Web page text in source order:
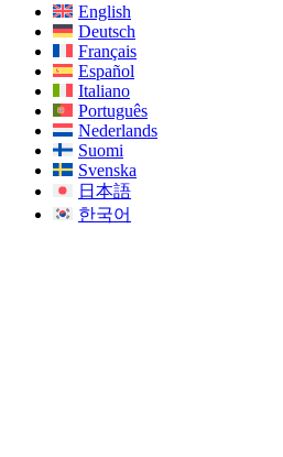
English
Deutsch
Français
Español
Italiano
Português
Nederlands
Suomi
Svenska
日本語
한국어